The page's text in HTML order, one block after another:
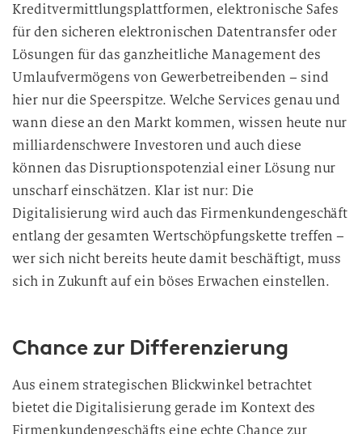
Kreditvermittlungsplattformen, elektronische Safes
für den sicheren elektronischen Datentransfer oder
Lösungen für das ganzheitliche Management des
Umlaufvermögens von Gewerbetreibenden – sind
hier nur die Speerspitze. Welche Services genau und
wann diese an den Markt kommen, wissen heute nur
milliardenschwere Investoren und auch diese
können das Disruptionspotenzial einer Lösung nur
unscharf einschätzen. Klar ist nur: Die
Digitalisierung wird auch das Firmenkundengeschäft
entlang der gesamten Wertschöpfungskette treffen –
wer sich nicht bereits heute damit beschäftigt, muss
sich in Zukunft auf ein böses Erwachen einstellen.
Chance zur Differenzierung
Aus einem strategischen Blickwinkel betrachtet
bietet die Digitalisierung gerade im Kontext des
Firmenkundengeschäfts eine echte Chance zur